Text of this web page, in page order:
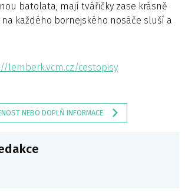
batolata, mají tvářičky zase krásně
na každého bornejského nosáče sluší a
lemberk.vcm.cz/cestopisy
NEBO DOPLŇ INFORMACE